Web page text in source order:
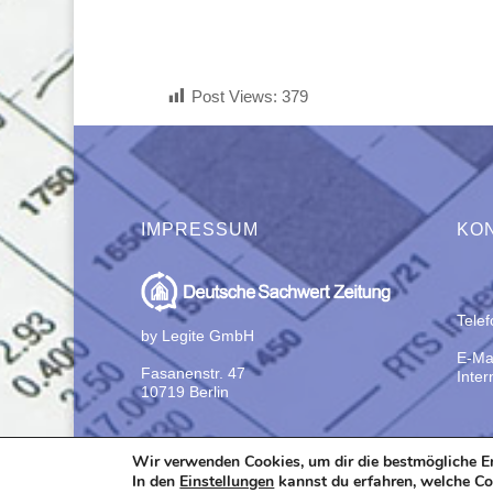
Post Views: 379
IMPRESSUM
by Legite GmbH
Fasanenstr. 47
10719 Berlin
E-
All
Wir verwenden Cookies, um dir die bestmögliche
In den Einstellungen kannst du erfahren, welche